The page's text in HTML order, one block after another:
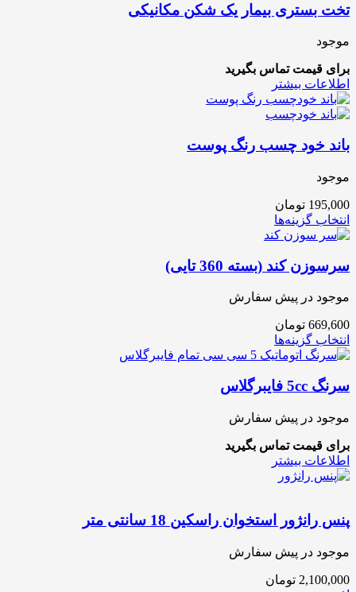
تخت بستری بیمار یک شکن مکانیکی
موجود
برای قیمت تماس بگیرید
اطلاعات بیشتر
باند خود چسب رنگ پوست
موجود
195,000 تومان
انتخاب گزینه‌ها
سرسوزن کند (بسته 360 تایی)
موجود در پیش سفارش
669,600 تومان
انتخاب گزینه‌ها
سرنگ 5cc فایبرگلاس
موجود در پیش سفارش
برای قیمت تماس بگیرید
اطلاعات بیشتر
پنس رانژور استخوان راسکین 18 سانتی متر
موجود در پیش سفارش
2,100,000 تومان